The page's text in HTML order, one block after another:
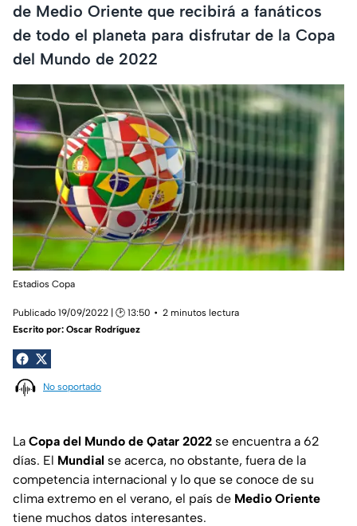
de Medio Oriente que recibirá a fanáticos
de todo el planeta para disfrutar de la Copa
del Mundo de 2022
Estadios Copa
Publicado 19/09/2022 | 🕑 13:50
2 minutos lectura
Escrito por: Oscar Rodríguez
No soportado
La Copa del Mundo de Qatar 2022 se encuentra a 62
días. El Mundial se acerca, no obstante, fuera de la
competencia internacional y lo que se conoce de su
clima extremo en el verano, el país de Medio Oriente
tiene muchos datos interesantes.